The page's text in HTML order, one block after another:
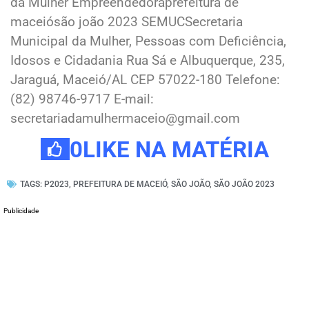
maceiósão joão 2023 SEMUCSecretaria
Municipal da Mulher, Pessoas com Deficiência,
Idosos e Cidadania Rua Sá e Albuquerque, 235,
Jaraguá, Maceió/AL CEP 57022-180 Telefone:
(82) 98746-9717 E-mail:
secretariadamulhermaceio@gmail.com
0LIKE NA MATÉRIA
TAGS: P2023, PREFEITURA DE MACEIÓ, SÃO JOÃO, SÃO JOÃO 2023
Publicidade